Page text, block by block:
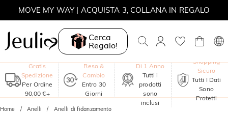
MOVE MY WAY | ACQUISTA 3, COLLANA IN REGALO
Cerca
Regalo!
Gratis
Spedizione
Per Ordine
90,00 €+
Reso &
Cambio
Entro 30
Giorni
Di 1 Anno
Tutti i
prodotti
sono
inclusi
Shopping
Sicuro
Tutti I Dati
Sono
Protetti
Home Anelli Anelli di fidanzamento